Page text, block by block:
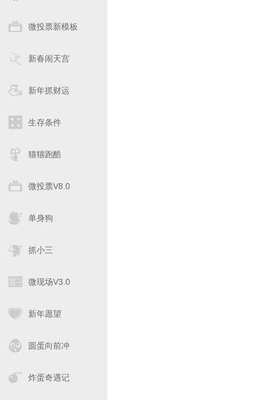
微投票新模板
新春闹天宫
新年抓财运
生存条件
猫猫跑酷
微投票V8.0
单身狗
抓小三
微现场V3.0
新年愿望
圆蛋向前冲
炸蛋奇遇记